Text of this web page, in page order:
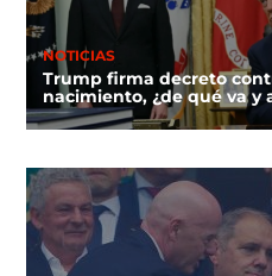
NOTICIAS
Trump firma decreto
nacimiento, ¿de qué va y